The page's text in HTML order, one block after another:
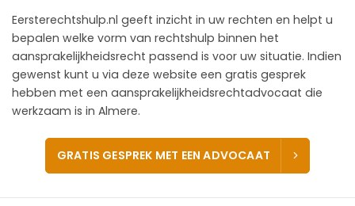
Eersterechtshulp.nl geeft inzicht in uw rechten en helpt u
bepalen welke vorm van rechtshulp binnen het
aansprakelijkheidsrecht passend is voor uw situatie. Indien
gewenst kunt u via deze website een gratis gesprek
hebben met een aansprakelijkheidsrechtadvocaat die
werkzaam is in Almere.
GRATIS GESPREK MET EEN ADVOCAAT